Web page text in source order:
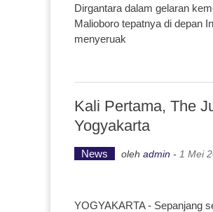
Dirgantara dalam gelaran
Malioboro tepatnya di depan
menyeruak
Kali Pertama, The
Yogyakarta
News oleh admin - 1 Mei
YOGYAKARTA - Sepanjang